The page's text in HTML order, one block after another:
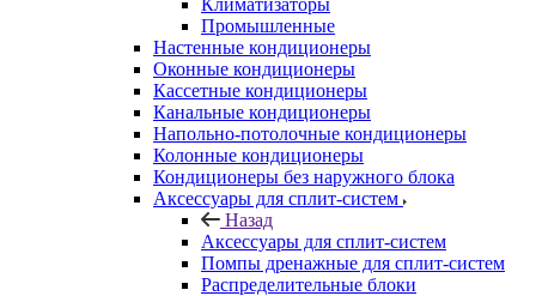
Климатизаторы
Промышленные
Настенные кондиционеры
Оконные кондиционеры
Кассетные кондиционеры
Канальные кондиционеры
Напольно-потолочные кондиционеры
Колонные кондиционеры
Кондиционеры без наружного блока
Аксессуары для сплит-систем
Назад
Аксессуары для сплит-систем
Помпы дренажные для сплит-систем
Распределительные блоки